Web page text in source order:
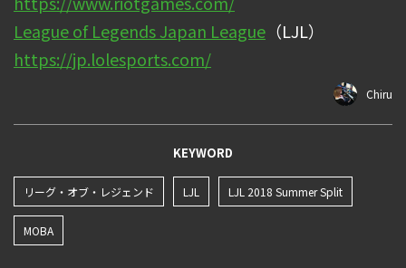
League of Legends Japan League （LJL）
https://jp.lolesports.com/
Chiru
KEYWORD
リーグ・オブ・レジェンド LJL LJL 2018 Summer Split
MOBA